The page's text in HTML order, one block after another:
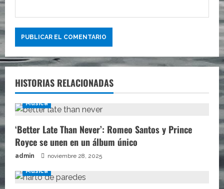
HISTORIAS RELACIONADAS
Música
‘Better Late Than Never’: Romeo Santos y Prince
Royce se unen en un álbum único
admin noviembre 28, 2025
Música